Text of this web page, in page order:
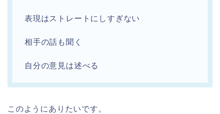
表現はストレートにしすぎない
相手の話も聞く
自分の意見は述べる
このようにありたいです。